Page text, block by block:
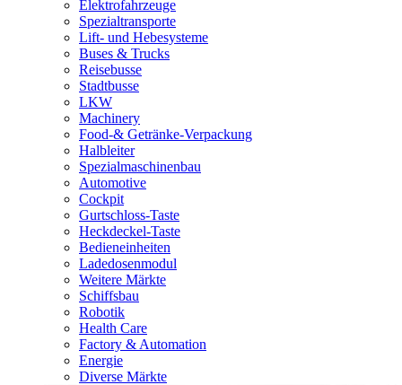
Elektrofahrzeuge
Spezialtransporte
Lift- und Hebesysteme
Buses & Trucks
Reisebusse
Stadtbusse
LKW
Machinery
Food-& Getränke-Verpackung
Halbleiter
Spezialmaschinenbau
Automotive
Cockpit
Gurtschloss-Taste
Heckdeckel-Taste
Bedieneinheiten
Ladedosenmodul
Weitere Märkte
Schiffsbau
Robotik
Health Care
Factory & Automation
Energie
Diverse Märkte